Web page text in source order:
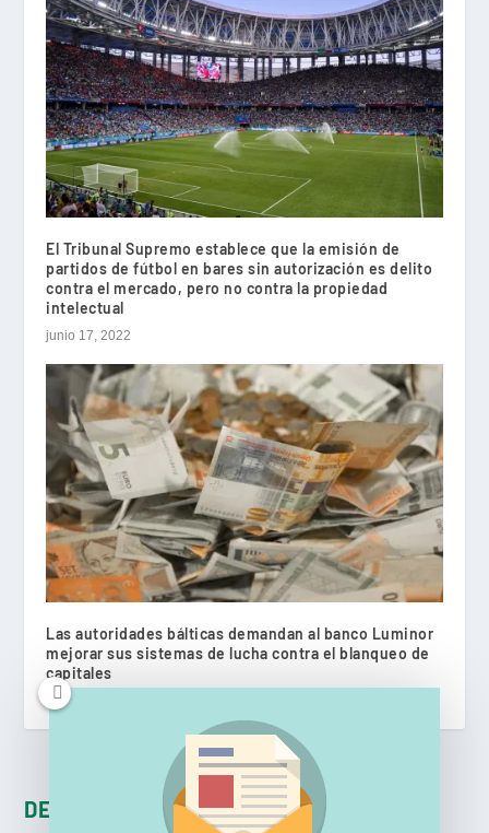
El Tribunal Supremo establece que la emisión de
partidos de fútbol en bares sin autorización es delito
contra el mercado, pero no contra la propiedad
intelectual
junio 17, 2022
Las autoridades bálticas demandan al banco Luminor
mejorar sus sistemas de lucha contra el blanqueo de
capitales
agosto 26, 2021
DEJA UNA RESPUESTA